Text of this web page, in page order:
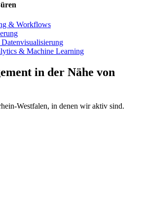
& Workflows
& Machine Learning
in der Nähe von
Westfalen, in denen wir aktiv sind.